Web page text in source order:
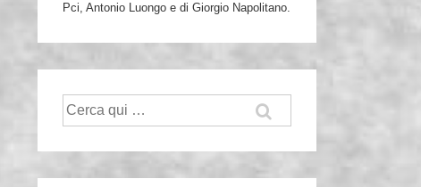
Pci, Antonio Luongo e di Giorgio Napolitano.
Cerca: